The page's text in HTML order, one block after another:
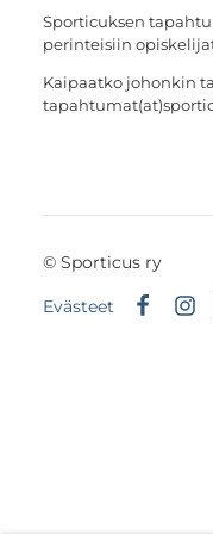
Sporticuksen
perinteisiin
Kaipaatko johonkin
© Sporticus ry
Evästeet